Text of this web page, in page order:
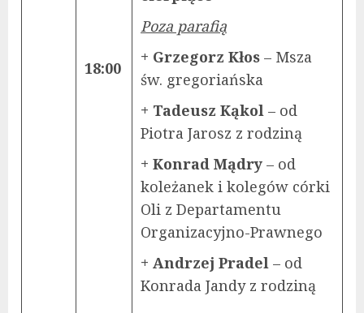
18:00
Poza parafią
+ Grzegorz Kłos – Msza
św. gregoriańska
+ Tadeusz Kąkol – od
Piotra Jarosz z rodziną
+ Konrad Mądry – od
koleżanek i kolegów córki
Oli z Departamentu
Organizacyjno-Prawnego
+ Andrzej Pradel – od
Konrada Jandy z rodziną